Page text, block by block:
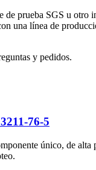
prueba SGS u otro
línea de
y pedidos.
76-5
único, de